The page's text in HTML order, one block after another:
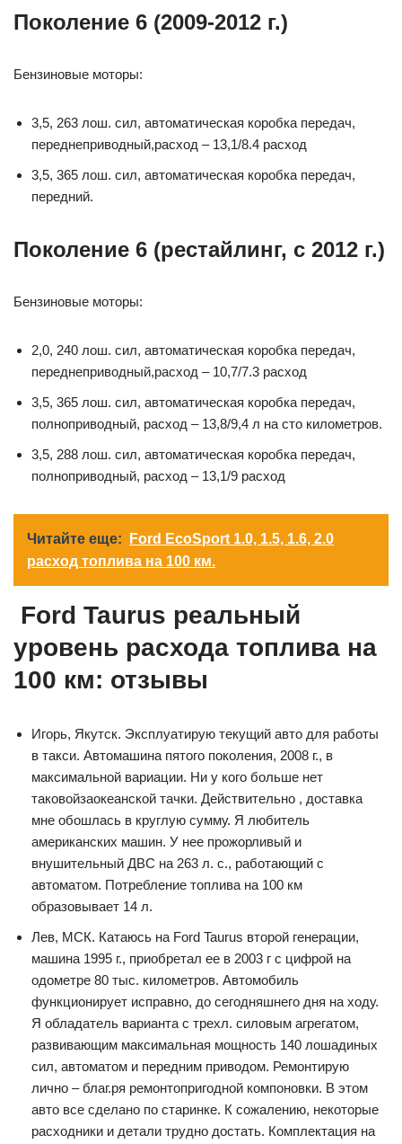
Поколение 6 (2009-2012 г.)
Бензиновые моторы:
3,5, 263 лош. сил, автоматическая коробка передач,
переднеприводный,расход – 13,1/8.4 расход
3,5, 365 лош. сил, автоматическая коробка передач,
передний.
Поколение 6 (рестайлинг, с 2012 г.)
Бензиновые моторы:
2,0, 240 лош. сил, автоматическая коробка передач,
переднеприводный,расход – 10,7/7.3 расход
3,5, 365 лош. сил, автоматическая коробка передач,
полноприводный, расход – 13,8/9,4 л на сто километров.
3,5, 288 лош. сил, автоматическая коробка передач,
полноприводный, расход – 13,1/9 расход
Читайте еще:
Ford EcoSport 1.0, 1.5, 1.6, 2.0
расход топлива на 100 км.
Ford Taurus реальный
уровень расхода топлива на
100 км: отзывы
Игорь, Якутск. Эксплуатирую текущий авто для работы
в такси. Автомашина пятого поколения, 2008 г., в
максимальной вариации. Ни у кого больше нет
таковойзаокеанской тачки. Действительно , доставка
мне обошлась в круглую сумму. Я любитель
американских машин. У нее прожорливый и
внушительный ДВС на 263 л. с., работающий с
автоматом. Потребление топлива на 100 км
образовывает 14 л.
Лев, МСК. Катаюсь на Ford Taurus второй генерации,
машина 1995 г., приобретал ее в 2003 г с цифрой на
одометре 80 тыс. километров. Автомобиль
функционирует исправно, до сегодняшнего дня на ходу.
Я обладатель варианта с трехл. силовым агрегатом,
развивающим максимальная мощность 140 лошадиных
сил, автоматом и передним приводом. Ремонтирую
лично – благ.ря ремонтопригодной компоновки. В этом
авто все сделано по старинке. К сожалению, некоторые
расходники и детали трудно достать. Комплектация на